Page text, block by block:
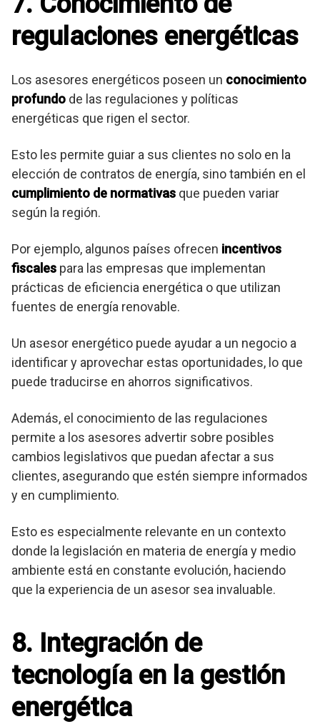
regulaciones energéticas
Los asesores energéticos poseen un conocimiento
profundo de las regulaciones y políticas
energéticas que rigen el sector.
Esto les permite guiar a sus clientes no solo en la
elección de contratos de energía, sino también en el
cumplimiento de normativas que pueden variar
según la región.
Por ejemplo, algunos países ofrecen incentivos
fiscales para las empresas que implementan
prácticas de eficiencia energética o que utilizan
fuentes de energía renovable.
Un asesor energético puede ayudar a un negocio a
identificar y aprovechar estas oportunidades, lo que
puede traducirse en ahorros significativos.
Además, el conocimiento de las regulaciones
permite a los asesores advertir sobre posibles
cambios legislativos que puedan afectar a sus
clientes, asegurando que estén siempre informados
y en cumplimiento.
Esto es especialmente relevante en un contexto
donde la legislación en materia de energía y medio
ambiente está en constante evolución, haciendo
que la experiencia de un asesor sea invaluable.
8. Integración de
tecnología en la gestión
energética